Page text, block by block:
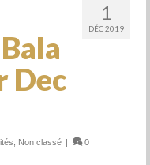
1
DÉC 2019
Dec
Non classé | 0